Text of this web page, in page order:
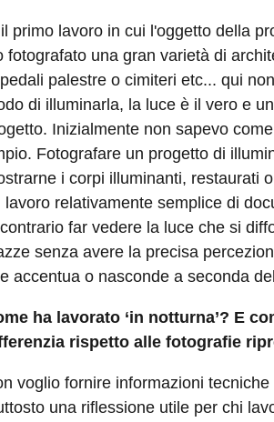
il primo lavoro in cui l'oggetto della
fotografato una gran varietà di
palestre o cimiteri etc... qui
di illuminarla, la luce è il vero e
Inizialmente non sapevo
Fotografare un progetto di
i corpi illuminanti, restaurati
lavoro relativamente semplice di
far vedere la luce che si
senza avere la precisa
accentua o nasconde a seconda
ha lavorato ‘in notturna’? E
rispetto alle fotografie
voglio fornire informazioni
una riflessione utile per chi